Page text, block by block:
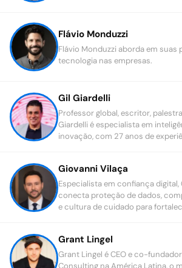
Flávio Monduzzi
Flávio Monduzzi aborda em suas
tecnologia nas empresas.
Gil Giardelli
Professor global, escritor,
Giardelli é especialista em
inovação, com 27 anos de
Giovanni Vilaça
Especialista em confiança digital,
conecta proteção de dados,
e cultura de cuidado para
Grant Lingel
Grant Lingel é CEO e co-
Consulting na América Latina, o